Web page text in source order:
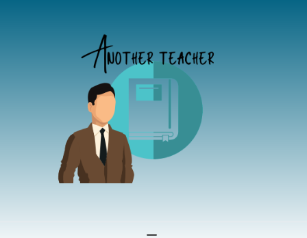
Another teacher